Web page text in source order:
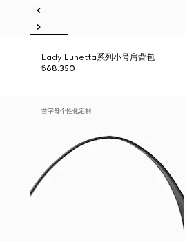
Lady Lunetta系列小号肩背包
₺68.350
首字母个性化定制